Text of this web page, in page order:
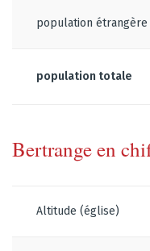
population étrangère
population totale
Bertrange en
Altitude (église)